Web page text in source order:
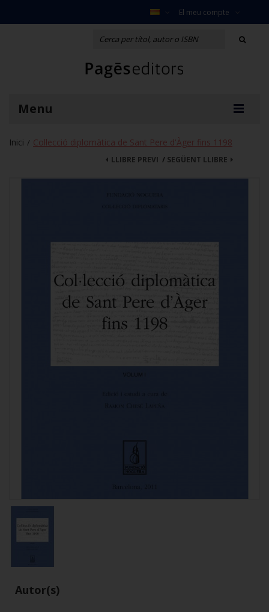
El meu compte
Menu
Inici / Col·lecció diplomàtica de Sant Pere d'Àger fins 1198
SEGÜENT LLIBRE
LLIBRE PREVI /
Autor(s)